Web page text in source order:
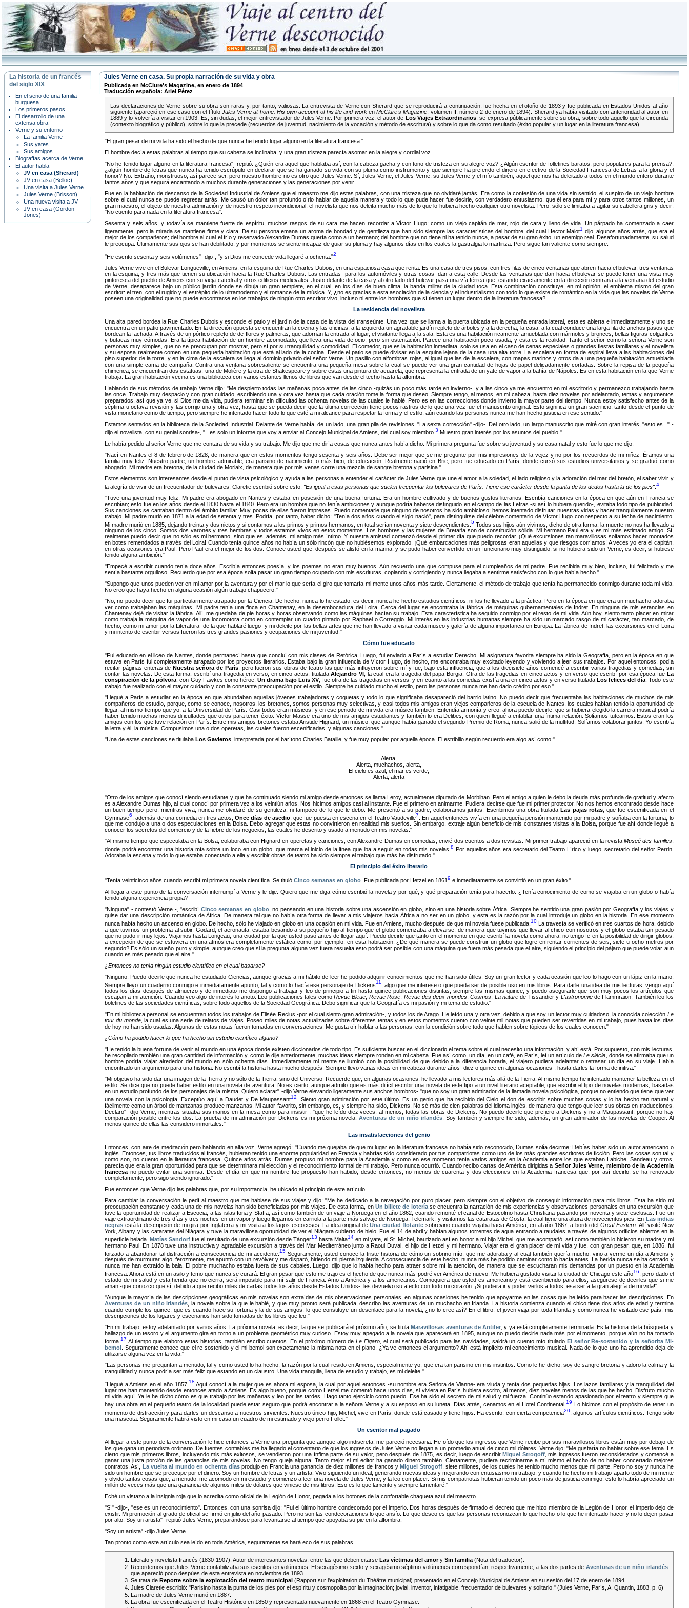
La historia de un francés
del siglo XIX
En el seno de una familia
burguesa
Los primeros pasos
El desarrollo de una
extensa obra
Verne y su entorno
La familia Verne
Sus yates
Sus amigos
Biografías acerca de Verne
El autor habla
JV en casa (Sherard)
JV en casa (Belloc)
Una visita a Jules Verne
Jules Verne (Brisson)
Una nueva visita a JV
JV en casa (Gordon
Jones)
Jules Verne en casa. Su propia narración de su vida y obra
Publicada en McClure's Magazine, en enero de 1894
Traducción española: Ariel Pérez
Las declaraciones de Verne sobre su obra son raras y, por tanto, valiosas. La entrevista de Verne con Sherard que se reproducirá a continuación, fue hecha en el otoño de 1893 y fue publicada en Estados Unidos al año
siguiente (apareció en ese caso con el título Jules Verne at home. His own account of his life and workenMcClure's Magazine , volumen II, número 2 de enero de 1894). Sherard ya había visitado con anterioridad al autor en
1889 y lo volvería a visitar en 1903. Es, sin dudas, el mejor entrevistador de Jules Verne. Por primera vez, el autor de Los Viajes Extraordinarios , se expresa públicamente sobre su obra, sobre todo aquello que la circunda
(contexto biográfico y público), sobre lo que la precede (recuerdos de juventud, nacimiento de la vocación y método de escritura) y sobre lo que da como resultado (éxito popular y un lugar en la literatura francesa)
El gran pesar de mi vida ha sido el hecho de que nunca he tenido lugar alguno en la literatura francesa.
El hombre decía estas palabras al tiempo que su cabeza se inclinaba, y una gran tristeza parecía asomar en la alegre y cordial voz.
No he tenido lugar alguno en la literatura francesa -repitió. ¿Quién era aquel que hablaba así, con la cabeza gacha y con tono de tristeza en su alegre voz? ¿Algún escritor de folletines baratos, pero populares para la prensa?,
¿algún hombre de letras que nunca ha tenido escrúpulo en declarar que se ha ganado su vida con su pluma como instrumento y que siempre ha preferido el dinero en efectivo de la Sociedad Francesa de Letras a la gloria y el
honor? No. Extraño, monstruoso, así parece ser, pero nuestro hombre no es otro que Jules Verne. Sí, Jules Verne, el Jules Verne, su Jules Verne y el mío también, aquel que nos ha deleitado a todos en el mundo entero durante
tantos años y que seguirá encantando a muchos durante generaciones y las generaciones por venir.
Fue en la habitación de descanso de la Sociedad Industrial de Amiens que el maestro me dijo estas palabras, con una tristeza que no olvidaré jamás. Era como la confesión de una vida sin sentido, el suspiro de un viejo hombre
sobre el cual nunca se puede regresar atrás. Me causó un dolor tan profundo oírlo hablar de aquella manera y todo lo que pude hacer fue decirle, con verdadero entusiasmo, que él era para mí y para otros tantos millones, un
gran maestro, el objeto de nuestra admiración y de nuestro respeto incondicional, el novelista que nos deleita mucho más de lo que lo hubiera hecho cualquier otro novelista. Pero, sólo se limitaba a agitar su cabellera gris y decir:
No cuento para nada en la literatura francesa
Sesenta y seis años, y todavía se mantiene fuerte de espíritu, muchos rasgos de su cara me hacen recordar a Víctor Hugo; como un viejo capitán de mar, rojo de cara y lleno de vida. Un párpado ha comenzado a caer
ligeramente, pero la mirada se mantiene firme y clara. De su persona emana un aroma de bondad y de gentileza que han sido siempre las características del hombre, del cual Hector Malot1 dijo, algunos años atrás, que era el
mejor de los compañeros; del hombre al cual el frío y reservado Alexandre Dumas quería como a un hermano; del hombre que no tiene ni ha tenido nunca, a pesar de su gran éxito, un enemigo real. Desafortunadamente, su salud
le preocupa. Últimamente sus ojos se han debilitado, y por momentos se siente incapaz de guiar su pluma y hay algunos días en los cuales la gastralgia lo martiriza. Pero sigue tan valiente como siempre.
He escrito sesenta y seis volúmenes -dijo-, y si Dios me concede vida llegaré a ochenta. 2
Jules Verne vive en el Bulevar Longueville, en Amiens, en la esquina de Rue Charles Dubois, en una espaciosa casa que renta. Es una casa de tres pisos, con tres filas de cinco ventanas que abren hacia el bulevar, tres ventanas
en la esquina, y tres más que tienen su ubicación hacia la Rue Charles Dubois. Las entradas -para los automóviles y otras cosas- dan a esta calle. Desde las ventanas que dan hacia el bulevar se puede tener una vista muy
pintoresca del pueblo de Amiens con su vieja catedral y otros edificios medievales. Justo delante de la casa y al otro lado del bulevar pasa una vía férrea que, estando exactamente en la dirección contraria a la ventana del estudio
de Verne, desaparece bajo un público jardín donde se dibuja un gran templete, en el cual, en los días de buen clima, la banda militar de la ciudad toca. Esta combinación constituye, en mi opinión, el emblema mismo del gran
escritor: el tren, con el rugido y el estrépito de lo ultramoderno y el romance de la música. Y, ¿no es gracias a esta asociación de la ciencia y el industrialismo con todo lo que existe de romántico en la vida que las novelas de Verne
poseen una originalidad que no puede encontrarse en los trabajos de ningún otro escritor vivo, incluso ni entre los hombres que sí tienen un lugar dentro de la literatura francesa?
La residencia del novelista
Una alta pared bordea la Rue Charles Dubois y esconde el patio y el jardín de la casa de la vista del transeúnte. Una vez que se llama a la puerta ubicada en la pequeña entrada lateral, esta es abierta e inmediatamente y uno se
encuentra en un patio pavimentado. En la dirección opuesta se encuentran la cocina y las oficinas; a la izquierda un agradable jardín repleto de árboles y a la derecha, la casa, a la cual conduce una larga fila de anchos pasos que
bordean la fachada. A través de un pórtico repleto de de flores y palmeras, que adornan la entrada al lugar, el visitante llega a la sala. Esta es una habitación ricamente amueblada con mármoles y bronces, bellas figuras colgantes
y butacas muy cómodas. Era la típica habitación de un hombre acomodado, que lleva una vida de ocio, pero sin ostentación. Parece una habitación poco usada, y esta es la realidad. Tanto el señor como la señora Verne son
personas muy simples, que no se preocupan por mostrar, pero sí por su tranquilidad y comodidad. El comedor, que es la habitación inmediata, solo se usa en el caso de cenas especiales o grandes fiestas familiares y el novelista
y su esposa realmente comen en una pequeña habitación que está al lado de la cocina. Desde el patio se puede divisar en la esquina lejana de la casa una alta torre. La escalera en forma de espiral lleva a las habitaciones del
piso superior de la torre, y en la cima de la escalera se llega al dominio privado del señor Verne. Un pasillo con alfombras rojas, al igual que las de la escalera, con mapas marinos y otros da a una pequeña habitación amueblada
con una simple cama de campaña. Contra una ventana sobresaliente se encuentra una pequeña mesa sobre la cual se puede ver una gran cantidad de hojas de papel delicadamente cortadas. Sobre la repisa de la pequeña
chimenea, se encuentran dos estatuas, una de Molière y la otra de Shakespeare y sobre éstas una pintura de acuarela, que representa la entrada de un yate de vapor a la bahía de Nápoles. Es en esta habitación en la que Verne
trabaja. La gran habitación vecina es una biblioteca con varios estantes llenos de libros que van desde el techo hasta la alfombra.
Hablando de sus métodos de trabajo Verne dijo:
Me despierto todas las mañanas poco antes de las cinco -quizás un poco más tarde en invierno-, y a las cinco ya me encuentro en mi escritorio y permanezco trabajando hasta
las once. Trabajo muy despacio y con gran cuidado, escribiendo una y otra vez hasta que cada oración tome la forma que deseo. Siempre tengo, al menos, en mi cabeza, hasta diez novelas por adelantado, temas y argumentos
preparados, así que ya ve, si Dios me da vida, pudiera terminar sin dificultad las ochenta novelas de las cuales le hablé. Pero es en las correcciones donde invierto la mayor parte del tiempo. Nunca estoy satisfecho antes de la
séptima u octava revisión y las corrijo una y otra vez, hasta que se pueda decir que la última corrección tiene pocos rastros de lo que una vez fue el manuscrito original. Esto significa un gran sacrificio, tanto desde el punto de
vista monetario como de tiempo, pero siempre he intentado hacer todo lo que esté a mi alcance para respetar la forma y el estilo, aún cuando las personas nunca me han hecho justicia en ese sentido.
Estamos sentados en la biblioteca de la Sociedad Industrial. Delante de Verne había, de un lado, una gran pila de revisiones.
La sexta corrección -dijo-. Del otro lado, un largo manuscrito que miré con gran interés, esto es...
-
dijo el novelista, con su genial sonrisa-,
...es solo un informe que voy a enviar al Concejo Municipal de Amiens, del cual soy miembro. 3 Muestro gran interés por los asuntos del pueblo.
Le había pedido al señor Verne que me contara de su vida y su trabajo. Me dijo que me diría cosas que nunca antes había dicho. Mi primera pregunta fue sobre su juventud y su casa natal y esto fue lo que me dijo:
Nací en Nantes el 8 de febrero de 1828, de manera que en estos momentos tengo sesenta y seis años. Debe ser mejor que se me pregunte por mis impresiones de la vejez y no por los recuerdos de mi niñez. Éramos una
familia muy feliz. Nuestro padre, un hombre admirable, era parisino de nacimiento, o más bien, de educación. Realmente nació en Brie, pero fue educado en París, donde cursó sus estudios universitarios y se graduó como
abogado. Mi madre era bretona, de la ciudad de Morlaix, de manera que por mis venas corre una mezcla de sangre bretona y parisina.
Estos elementos son interesantes desde el punto de vista psicológico y ayuda a las personas a entender el carácter de Jules Verne que une el amor a la soledad, el lado religioso y la adoración del mar del bretón, el saber vivir y
la alegría de vivir de un frecuentador de bulevares. Claretie escribió sobre esto:
Es igual a esas personas que suelen frecuentar los bulevares de París. Tiene ese carácter desde la punta de los dedos hasta la de los pies .4
Tuve una juventud muy feliz. Mi padre era abogado en Nantes y estaba en posesión de una buena fortuna. Era un hombre cultivado y de buenos gustos literarios. Escribía canciones en la época en que aún en Francia se
escribían; esto fue en los años desde el 1830 hasta el 1840. Pero era un hombre que no tenía ambiciones y aunque podría haberse distinguido en el campo de las Letras -si así lo hubiera querido-, evitaba todo tipo de publicidad.
Sus canciones se cantaban dentro del ámbito familiar. Muy pocas de ellas fueron impresas. Puedo comentarle que ninguno de nosotros ha sido ambicioso; hemos intentado disfrutar nuestras vidas y hacer tranquilamente nuestro
trabajo. Mi padre murió en 1871 a la edad de setenta y tres. Podría, por tanto, haber dicho: "Tenía dos años cuando el siglo nació", para distinguirse del célebre comentario de Víctor Hugo con respecto a su fecha de nacimiento.
Mi madre murió en 1885, dejando treinta y dos nietos y si contamos a los primos y primos hermanos, en total serían noventa y siete descendientes.5 Todos sus hijos aún vivimos, dicho de otra forma, la muerte no nos ha llevado a
ninguno de los cinco. Somos dos varones y tres hembras y todos estamos vivos en estos momentos. Los hombres y las mujeres de Bretaña son de constitución sólida. Mi hermano Paul era y es mi más estimado amigo. Sí,
realmente puedo decir que no sólo es mi hermano, sino que es, además, mi amigo más íntimo. Y nuestra amistad comenzó desde el primer día que puedo recordar. ¡Qué excursiones tan maravillosas solíamos hacer montados
en botes remendados a través del Loira! Cuando tenía quince años no había un sólo rincón que no hubiésemos explorado. ¡Qué embarcaciones más peligrosas eran aquellas y que riesgos corríamos! A veces yo era el capitán,
en otras ocasiones era Paul. Pero Paul era el mejor de los dos. Conoce usted que, después se alistó en la marina, y se pudo haber convertido en un funcionario muy distinguido, si no hubiera sido un Verne, es decir, si hubiese
tenido alguna ambición.
Empecé a escribir cuando tenía doce años. Escribía entonces poesía, y los poemas no eran muy buenos. Aún recuerdo una que compuse para el cumpleaños de mi padre. Fue recibida muy bien, incluso, fui felicitado y me
sentía bastante orgulloso. Recuerdo que por esa época solía pasar un gran tiempo ocupado con mis escrituras, copiando y corrigiendo y nunca llegaba a sentirme satisfecho con lo que había hecho.
Supongo que unos pueden ver en mi amor por la aventura y por el mar lo que sería el giro que tomaría mi mente unos años más tarde. Ciertamente, el método de trabajo que tenía ha permanecido conmigo durante toda mi vida.
No creo que haya hecho en alguna ocasión algún trabajo chapucero.
No, no puedo decir que fui particularmente atrapado por la Ciencia. De hecho, nunca lo he estado, es decir, nunca he hecho estudios científicos, ni los he llevado a la práctica. Pero en la época en que era un muchacho adoraba
ver como trabajaban las máquinas. Mi padre tenía una finca en Chantenay, en la desembocadura del Loira. Cerca del lugar se encontraba la fábrica de máquinas gubernamentales de Indret. En ninguna de mis estancias en
Chantenay dejé de visitar la fábrica. Allí, me quedaba de pie horas y horas observando como las máquinas hacían su trabajo. Esta característica ha seguido conmigo por el resto de mi vida. Aún hoy, siento tanto placer en mirar
como trabaja la máquina de vapor de una locomotora como en contemplar un cuadro pintado por Raphael o Correggio. Mi interés en las industrias humanas siempre ha sido un marcado rasgo de mi carácter, tan marcado, de
hecho, como mi amor por la Literatura -de la que hablaré luego- y mi deleite por las bellas artes que me han llevado a visitar cada museo y galería de alguna importancia en Europa. La fábrica de Indret, las excursiones en el Loira
y mi intento de escribir versos fueron las tres grandes pasiones y ocupaciones de mi juventud.
Cómo fue educado
Fui educado en el liceo de Nantes, donde permanecí hasta que concluí con mis clases de Retórica. Luego, fui enviado a París a estudiar Derecho. Mi asignatura favorita siempre ha sido la Geografía, pero en la época en que
estuve en París fui completamente atrapado por los proyectos literarios. Estaba bajo la gran influencia de Víctor Hugo, de hecho, me encontraba muy excitado leyendo y volviendo a leer sus trabajos. Por aquel entonces, podía
recitar páginas enteras deNuestra señora de París, pero fueron sus obras de teatro las que más influyeron sobre mí y fue, bajo esta influencia, que a los diecisiete años comencé a escribir varias tragedias y comedias, sin
contar las novelas. De esta forma, escribí una tragedia en verso, en cinco actos, tituladaAlejandro VI, la cual era la tragedia del papa Borgia. Otra de las tragedias en cinco actos y en verso que escribí por esa época fue La
conspiración de la pólvora , con Guy Fawkes como héroe.Un drama bajo Luis XV, fue otra de las tragedias en versos, y en cuanto a las comedias existía una en cinco actos y en verso tituladaLos felices del día . Todo este
trabajo fue realizado con el mayor cuidado y con la constante preocupación por el estilo. Siempre he cuidado mucho el estilo, pero las personas nunca me han dado crédito por eso.
Llegué a París a estudiar en la época en que abundaban aquellas jóvenes trabajadoras y coquetas y todo lo que significaba desapareció del barrio latino. No puedo decir que frecuentaba las habitaciones de muchos de mis
compañeros de estudio, porque, como se conoce, nosotros, los bretones, somos personas muy selectivas, y casi todos mis amigos eran viejos compañeros de la escuela de Nantes, los cuales habían tenido la oportunidad de
llegar, al mismo tiempo que yo, a la Universidad de París. Casi todos eran músicos, y en ese periodo de mi vida era músico también. Entendía armonía y creo, ahora puedo decirle, que si hubiera elegido la carrera musical podría
haber tenido muchas menos dificultades que otros para tener éxito. Víctor Masse era uno de mis amigos estudiantes y también lo era Delibes, con quien llegué a entablar una íntima relación. Solíamos tutearnos. Estos eran los
amigos con los que tuve relación en París. Entre mis amigos bretones estaba Aristide Hignard, un músico, que aunque había ganado el segundo Premio de Roma, nunca salió de la multitud. Solíamos colaborar juntos. Yo escribía
la letra y él, la música. Compusimos una o dos operetas, las cuales fueron escenificadas, y algunas canciones.
Una de estas canciones se titulaba Los Gavieros , interpretada por el barítono Charles Bataille, y fue muy popular por aquella época. El estribillo según recuerdo era algo así como:
Alerta,
Alerta, muchachos, alerta,
El cielo es azul, el mar es verde,
Alerta, alerta
Otro de los amigos que conocí siendo estudiante y que ha continuado siendo mi amigo desde entonces se llama Leroy, actualmente diputado de Morbihan. Pero el amigo a quien le debo la deuda más profunda de gratitud y afecto
es a Alexandre Dumas hijo, al cual conocí por primera vez a los veintiún años. Nos hicimos amigos casi al instante. Fue el primero en animarme. Pudiera decirse que fue mi primer protector. No nos hemos encontrado desde hace
un buen tiempo pero, mientras viva, nunca me olvidaré de su gentileza, ni tampoco de lo que le debo. Me presentó a su padre; colaboramos juntos. Escribimos una obra tituladaLas pajas rotas, que fue escenificada en el
Gymnase6 , además de una comedia en tres actos,Once días de asedio, que fue puesta en escena en el Teatro Vaudeville7
. En aquel entonces vivía en una pequeña pensión mantenido por mi padre y soñaba con la fortuna, lo
que me condujo a una o dos especulaciones en la Bolsa. Debo agregar que estas no convirtieron en realidad mis sueños. Sin embargo, extraje algún beneficio de mis constantes visitas a la Bolsa, porque fue ahí donde llegué a
conocer los secretos del comercio y de la fiebre de los negocios, las cuales he descrito y usado a menudo en mis novelas.
Al mismo tiempo que especulaba en la Bolsa, colaboraba con Hignard en operetas y canciones, con Alexandre Dumas en comedias; envié dos cuentos a dos revistas. Mi primer trabajo apareció en la revistaMuseé des familles,
donde podrá encontrar una historia mía sobre un loco en un globo, que marca el inicio de la línea que iba a seguir en todas mis novelas.8 Por aquellos años era secretario del Teatro Lírico y luego, secretario del señor Perrin.
Adoraba la escena y todo lo que estaba conectado a ella y escribir obras de teatro ha sido siempre el trabajo que más he disfrutado.
El principio del éxito literario
Tenía veinticinco años cuando escribí mi primera novela científica. Se tituló Cinco semanas en globo . Fue publicada por Hetzel en 18619 e inmediatamente se convirtió en un gran éxito.
Al llegar a este punto de la conversación interrumpí a Verne y le dije: Quiero que me diga cómo escribió la novela y por qué, y qué preparación tenía para hacerlo. ¿Tenía conocimiento de como se viajaba en un globo o había
tenido alguna experiencia propia?
Ninguna
- contestó Verne -, escribí Cinco semanas en globo, no pensando en una historia sobre una ascensión en globo, sino en una historia sobre África. Siempre he sentido una gran pasión por Geografía y los viajes y
quise dar una descripción romántica de África. De manera tal que no había otra forma de llevar a mis viajeros hacia África a no ser en un globo, y esta es la razón por la cual introduje un globo en la historia. En ese momento
nunca había hecho un ascenso en globo. De hecho, sólo he viajado en globo en una ocasión en mi vida. Fue en Amiens, mucho después de que mi novela fuese publicada.10 La travesía se verificó en tres cuartos de hora, debido
a que tuvimos un problema al subir. Godard, el aeronauta, estaba besando a su pequeño hijo al tiempo que el globo comenzaba a elevarse; de manera que tuvimos que llevar al chico con nosotros y el globo estaba tan pesado
que no pudo ir muy lejos. Viajamos hasta Longeau, una ciudad por la que usted pasó antes de llegar aquí. Puedo decirle que tanto en el momento en que escribí la novela como ahora, no tengo fe en la posibilidad de dirigir globos,
a excepción de que se estuviera en una atmósfera completamente estática como, por ejemplo, en esta habitación. ¿De qué manera se puede construir un globo que logre enfrentar corrientes de seis, siete u ocho metros por
segundo? Es sólo un sueño puro y simple, aunque creo que si la pregunta alguna vez fuera resuelta esto podrá ser posible con una máquina que fuera más pesada que el aire, siguiendo el principio del pájaro que puede volar aun
cuando es más pesado que el aire.
¿Entonces no tenía ningún estudio científico en el cual basarse?
Ninguno. Puedo decirle que nunca he estudiado Ciencias, aunque gracias a mi hábito de leer he podido adquirir conocimientos que me han sido útiles. Soy un gran lector y cada ocasión que leo lo hago con un lápiz en la mano.
Siempre llevo un cuaderno conmigo e inmediatamente apunto, tal y como lo hacía ese personaje de Dickens11
, algo que me interese o que pueda ser de posible uso en mis libros. Para darle una idea de mis lecturas, vengo aquí
todos los días después de almuerzo y de inmediato me dispongo a trabajar y leo de principio a fin hasta quince publicaciones distintas, siempre las mismas quince, y puedo asegurarle que son muy pocos los artículos que
escapan a mi atención. Cuando veo algo de interés lo anoto. Leo publicaciones tales como Revue Bleue Revue Rose Revue des deux mondes,Cosmos La nature de Tissandier y L'astronomiede Flammraion. También leo los
boletines de las sociedades científicas, sobre todo aquellos de la Sociedad Geográfica. Debo significar que la Geografía es mi pasión y mi tema de estudio.
En mi biblioteca personal se encuentran todos los trabajos de Elisée Reclus -por el cual siento gran admiración-, y todos los de Arago. He leído una y otra vez, debido a que soy un lector muy cuidadoso, la conocida colección Le
tour du monde, la cual es una serie de relatos de viajes. Poseo miles de notas actualizadas sobre diferentes temas y en estos momentos cuento con veinte mil notas que pueden ser revertidas en mi trabajo, pues hasta los días
de hoy no han sido usadas. Algunas de estas notas fueron tomadas en conversaciones. Me gusta oír hablar a las personas, con la condición sobre todo que hablen sobre tópicos de los cuales conocen.
¿Cómo ha podido hacer lo que ha hecho sin estudio científico alguno?
He tenido la buena fortuna de venir al mundo en una época donde existen diccionarios de todo tipo. Es suficiente buscar en el diccionario el tema sobre el cual necesito una información, y ahí está. Por supuesto, con mis lecturas,
he recopilado también una gran cantidad de información y, como le dije anteriormente, muchas ideas siempre rondan en mi cabeza. Fue así como, un día, en un café, en París, leí un artículo deLe siècle , donde se afirmaba que un
hombre podría viajar alrededor del mundo en sólo ochenta días. Inmediatamente mi mente se iluminó con la posibilidad de que debido a la diferencia horaria, el viajero pudiera adelantar o retrasar un día en su viaje. Había
encontrado un argumento para una historia. No escribí la historia hasta mucho después. Siempre llevo varias ideas en mi cabeza durante años -diez o quince en algunas ocasiones-, hasta darles la forma definitiva.
Mi objetivo ha sido dar una imagen de la Tierra y no sólo de la Tierra, sino del Universo. Recuerde que, en algunas ocasiones, he llevado a mis lectores más allá de la Tierra. Al mismo tiempo he intentado mantener la belleza en el
estilo. Se dice que no puede haber estilo en una novela de aventura. No es cierto, aunque admito que es más difícil escribir una novela de este tipo a un nivel literario aceptable, que escribir el tipo de novelas modernas, basadas
en un estudio profundo de los personajes de la misma. Quiero aclarar
-dijo Verne elevando ligeramente sus anchos hombros- que no soy un gran admirador de la llamada novela psicológica, porque no entiendo que tiene que ver
una novela con la psicología. Exceptúo aquí a Daudet y De Maupassant12
. Siento gran admiración por este último. Es un genio que ha recibido del Cielo el don de escribir sobre muchas cosas y lo ha hecho tan natural y
fácilmente como un árbol de manzanas produce manzanas. Mi autor favorito, sin embargo, es, y siempre ha sido, Dickens. No sé más de cien palabras del idioma inglés, de manera que tengo que leer sus obras en traducciones.
Declaro
-dijo Verne, mientras situaba sus manos en la mesa como para insistir-,
que he leído diez veces, al menos, todas las obras de Dickens. No puedo decirle que prefiero a Dickens y no a Maupassant, porque no hay
comparación posible entre los dos. La prueba de mi admiración por Dickens es mi próxima novela, Aventuras de un niño irlandés. Soy también y siempre he sido, además, un gran admirador de las novelas de Cooper. Al
menos quince de ellas las considero inmortales.
Las insatisfacciones del genio
Entonces, con aire de meditación pero hablando en alta voz, Verne agregó:
Cuando me quejaba de que mi lugar en la literatura francesa no había sido reconocido, Dumas solía decirme: Debías haber sido un autor americano o
inglés. Entonces, tus libros traducidos al francés, hubieran tenido una enorme popularidad en Francia y habrías sido considerado por tus compatriotas como uno de los más grandes escritores de ficción. Pero las cosas son tal y
como son, no cuento en la literatura francesa. Quince años atrás, Dumas propuso mi nombre para la Academia y como en ese momento tenía varios amigos en la Academia entre los que estaban Labiche, Sandeau y otros,
parecía que era la gran oportunidad para que se determinara mi elección y el reconocimiento formal de mi trabajo. Pero nunca ocurrió. Cuando recibo cartas de América dirigidas a Señor Jules Verne, miembro de la Academia
francesa no puedo evitar una sonrisa. Desde el día en que mi nombre fue propuesto han habido, desde entonces, no menos de cuarenta y dos elecciones en la Academia francesa que, por así decirlo, se ha renovado
completamente, pero sigo siendo ignorado.
Fue entonces que Verne dijo las palabras que, por su importancia, he ubicado al principio de este artículo.
Para cambiar la conversación le pedí al maestro que me hablase de sus viajes y dijo: Me he dedicado a la navegación por puro placer, pero siempre con el objetivo de conseguir información para mis libros. Esta ha sido mi
preocupación constante y cada una de mis novelas han sido beneficiadas por mis viajes. De esta forma, en Un billete de loteríase encuentra la narración de mis experiencias y observaciones personales en una excursión que
tuve la oportunidad de realizar a Escocia, a las islas Iona y Staffa; así como también de un viaje a Noruega en el año 1862, cuando remonté el canal de Estocolmo hasta Christiana pasando por noventa y siete esclusas. Fue un
viaje extraordinario de tres días y tres noches en un vapor y luego llegamos en carriola a la parte más salvaje de Noruega, Telemark, y visitamos las cataratas de Gosta, la cual tiene una altura de novecientos pies. En Las indias
negras está la descripción de mi gira por Inglaterra y mi visita a los lagos escoceses. La idea original deUna ciudad flotante sobrevino cuando viajaba hacia América, en al año 1867, a bordo del Great Eastern . Allí visité New
York, Albany y las cataratas del Niágara y tuve la maravillosa oportunidad de ver el Niágara cubierto de hielo. Fue el 14 de abril y habían algunos torrentes de agua entrando a raudales a través de algunos orificios abiertos en la
superficie helada.Matías Sandorf fue el resultado de una excursión desde Tánger13 hasta Malta14en mi yate, el St. Michel, bautizado así en honor a mi hijo Michel, que me acompañó, así como también lo hicieron su madre y mi
hermano Paul. En 1878 tuve una instructiva y agradable excursión a través del Mar Mediterráneo junto a Raoul Duval, el hijo de Hetzel y mi hermano. Viajar era el gran placer de mi vida y fue, con gran pesar, que, en 1886, fui
forzado a abandonar tal distracción a consecuencia de mi accidente. 15Seguramente, usted conoce la triste historia de cómo un sobrino mío, que me adoraba y al cual también quería mucho, vino a verme un día a Amiens y
después de murmurar algo, ferozmente, me apuntó con un revólver y me disparó, hiriendo mi pierna izquierda. A consecuencia de este hecho, nunca más he podido caminar como lo hacía antes. La herida nunca se ha cerrado y
nunca me han extraído la bala. El pobre muchacho estaba fuera de sus cabales. Luego, dijo que lo había hecho para atraer sobre mí la atención, de manera que se escucharan mis demandas por un puesto en la Academia
francesa. Ahora está en un asilo y temo que nunca se curará. El gran pesar que esto me trajo es el hecho de que nunca más podré ver América de nuevo. Me hubiera gustado visitar la ciudad de Chicago este año16
, pero dado el
estado de mi salud y esta herida que no cierra, será imposible para mí salir de Francia. Amo a América y a los americanos. Comoquiera que usted es americano y está escribiendo para ellos, asegúrese de decirles que si me
aman -que conozco que sí, debido a que recibo miles de cartas todos los años desde Estados Unidos-, les devuelvo su afecto con todo mi corazón. ¡Si pudiera ir y poder verlos a todos, esa sería la gran alegría de mi vida!
Aunque la mayoría de las descripciones geográficas en mis novelas son extraídas de mis observaciones personales, en algunas ocasiones he tenido que apoyarme en las cosas que he leído para hacer las descripciones. En
Aventuras de un niño irlandés , la novela sobre la que le hablé, y que muy pronto será publicada, describo las aventuras de un muchacho en Irlanda. La historia comienza cuando el chico tiene dos años de edad y termina
cuando cumple los quince, que es cuando hace su fortuna y la de sus amigos, lo que constituye un desenlace para la novela, ¿no lo cree así? En el libro, el joven viaja por toda Irlanda y como nunca he visitado ese país, mis
descripciones de los lugares y escenarios han sido tomadas de los libros que leo.
En mi trabajo, estoy adelantado por varios años. La próxima novela, es decir, la que se publicará el próximo año, se titulaMaravillosas aventuras de Antifer , y ya está completamente terminada. Es la historia de la búsqueda y
hallazgo de un tesoro y el argumento gira en torno a un problema geométrico muy curioso. Estoy muy apegado a la novela que aparecerá en 1895, aunque no puedo decirle nada más por el momento, porque aún no ha tomado
forma. 17 Al tiempo que elaboro estas historias, también escribo cuentos. En el próximo número deLe Figaro , el cual será publicado para las navidades, saldrá un cuento mío titulado El señor Re-sostenido y la señorita Mi-
bemol . Seguramente conoce que el re-sostenido y el mi-bemol son exactamente la misma nota en el piano. ¿Ya ve entonces el argumento? Ahí está implícito mi conocimiento musical. Nada de lo que uno ha aprendido deja de
utilizarse alguna vez en la vida.
Las personas me preguntan a menudo, tal y como usted lo ha hecho, la razón por la cual resido en Amiens; especialmente yo, que era tan parisino en mis instintos. Como le he dicho, soy de sangre bretona y adoro la calma y la
tranquilidad y nunca podría ser más feliz que estando en un claustro. Una vida tranquila, llena de estudio y trabajo, es mi deleite.
Llegué a Amiens en el año 1857. 18 Aquí conocí a la mujer que es ahora mi esposa, la cual por aquel entonces -su nombre era Señora de Vianne- era viuda y tenía dos pequeñas hijas. Los lazos familiares y la tranquilidad del
lugar me han mantenido desde entonces atado a Amiens. Es algo bueno, porque como Hetzel me comentó hace unos días, si viviera en París hubiera escrito, al menos, diez novelas menos de las que he hecho. Disfruto mucho
mi vida aquí. Ya le he dicho cómo es que trabajo por las mañanas y leo por las tardes. Hago tanto ejercicio como puedo. Ese ha sido el secreto de mi salud y mi fuerza. Continúo estando apasionado por el teatro y siempre que
hay una obra en el pequeño teatro de la localidad puede estar seguro que podrá encontrar a la señora Verne y a su esposo en su luneta. Días atrás, cenamos en el Hotel Continental. 19 Lo hicimos con el propósito de tener un
momento de distracción y para darles un descanso a nuestros sirvientes. Nuestro único hijo, Michel, vive en París, donde está casado y tiene hijos. Ha escrito, con cierta competencia20 , algunos artículos científicos. Tengo sólo
una mascota. Seguramente habrá visto en mi casa un cuadro de mi estimado y viejo perro Follet.
Un escritor mal pagado
Al llegar a este punto de la conversación le hice entonces a Verne una pregunta que aunque algo indiscreta, me pareció necesaria. He oído que los ingresos que Verne recibe por sus maravillosos libros están muy por debajo de
los que gana un periodista ordinario. De fuentes confiables me ha llegado el comentario de que los ingresos de Jules Verne no llegan a un promedio anual de cinco mil dólares. Verne dijo: Me gustaría no hablar sobre ese tema. Es
cierto que mis primeros libros, incluyendo mis más exitosos, se vendieron por una ínfima parte de su valor, pero después de 1875, es decir, luego de escribirMiguel Strogoff, mis ingresos fueron reconsiderados y comencé a
ganar una justa porción de las ganancias de mis novelas. No tengo queja alguna. Tanto mejor si mi editor ha ganado dinero también. Ciertamente, pudiera recriminarme a mí mismo el hecho de no haber concertado mejores
contratos. Así, La vuelta al mundo en ochenta díasprodujo en Francia una ganancia de diez millones de francos yMiguel Strogoff, siete millones, de los cuales he tenido mucho menos que mi parte. Pero no soy y nunca he
sido un hombre que se preocupe por el dinero. Soy un hombre de letras y un artista. Vivo siguiendo un ideal, generando nuevas ideas y mejorando con entusiasmo mi trabajo, y cuando he hecho mi trabajo aparto todo de mi mente
y olvido tantas cosas que, a menudo, me acomodo en mi estudio y comienzo a leer una novela de Jules Verne, y la leo con placer. Si mis compatriotas hubieran tenido un poco más de justicia conmigo, esto lo habría apreciado un
millón de veces más que una ganancia de algunos miles de dólares que viniese de mis libros. Eso es lo que lamento y siempre lamentaré.
Eché un vistazo a la insignia roja que lo acredita como oficial de la Legión de Honor, pegada a los botones de la confortable chaqueta azul del maestro.
Sí -dijo-, ese es un reconocimiento . Entonces, con una sonrisa dijo:
Fui el último hombre condecorado por el imperio. Dos horas después de firmado el decreto que me hizo miembro de la Legión de Honor, el imperio dejo de
existir. Mi promoción al grado de oficial se firmó en julio del año pasado. Pero no son las condecoraciones lo que ansío. Lo que deseo es que las personas reconozcan lo que hecho o lo que he intentado hacer y no lo dejen pasar
por alto. Soy un artista -repitió Jules Verne, preparándose para levantarse al tiempo que apoyaba su pie en la alfombra.
Soy un artista -dijo Jules Verne.
Tan pronto como este artículo sea leído en toda América, seguramente se hará eco de sus palabras
Literato y novelista francés (1830-1907). Autor de interesantes novelas, entre las que deben citarse Las víctimas del amory Sin familia (Nota del traductor).
Recordemos que Jules Verne contabilizaba sus escritos en volúmenes. El sexagésimo sexto y sexagésimo séptimo volúmenes correspondían, respectivamente, a las dos partes de Aventuras de un niño irlandés
que apareció poco despúes de esta entrevista en noviembre de 1893.
Se trata de Reporte sobre la explotación del teatro municipal (Rapport sur l'exploitation du Théâtre municipal) presentado en el Concejo Municipal de Amiens en su sesión del 17 de enero de 1894.
Jules Claretie escribió: "Parisino hasta la punta de los pies por el espíritu y cosmopolita por la imaginación; jovial, inventor, infatigable, frecuentador de bulevares y solitario." (Jules Verne, París, A. Quantin, 1883, p. 6)
La madre de Jules Verne murió en 1887.
La obra fue escenificada en el Teatro Histórico en 1850 y representada nuevamente en 1868 en el Teatro Gymnase.